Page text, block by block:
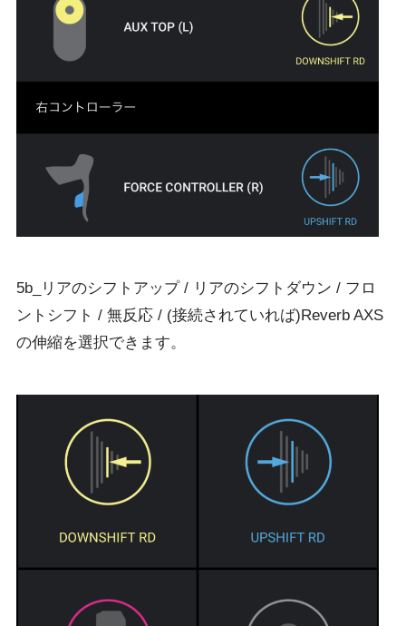
5b_リアのシフトアップ / リアのシフトダウン / フロ
ントシフト / 無反応 / (接続されていれば)Reverb AXS
の伸縮を選択できます。